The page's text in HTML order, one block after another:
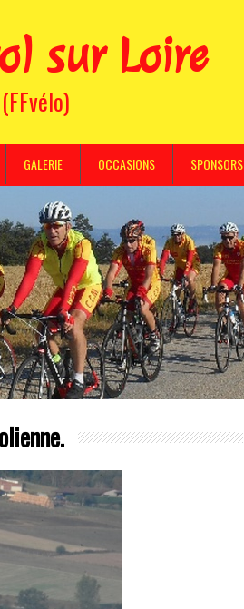
sur Loire
GALERIE OCCASIONS SPONSORS